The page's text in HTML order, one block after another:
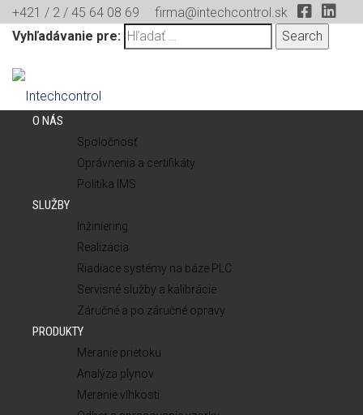
+421 / 2 / 45 64 08 69
firma@intechcontrol.sk
Vyhľadávanie pre:
O NÁS
Spoločnosť
Oprávnenia a certifikáty
Politika IMS
SLUŽBY
Inžiniering
Realizácia
Riadiace systémy na báze PLC
Servisné služby a kalibrácie
Záručné a po záručné opravy
PRODUKTY
Meranie prietoku
Analýza plynov
Meranie vlhkosti